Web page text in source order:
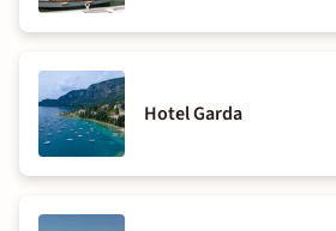
Hotel Garda